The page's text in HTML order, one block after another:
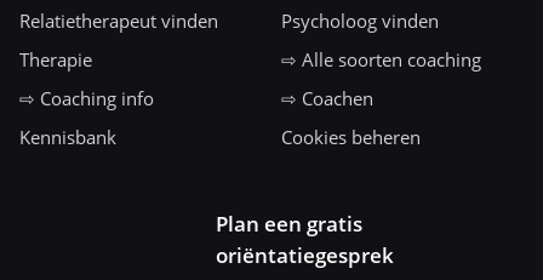
Relatietherapeut vinden
Psycholoog vinden
Therapie
⇨ Alle soorten coaching
⇨ Coaching info
⇨ Coachen
Kennisbank
Cookies beheren
Plan een gratis
oriëntatiegesprek